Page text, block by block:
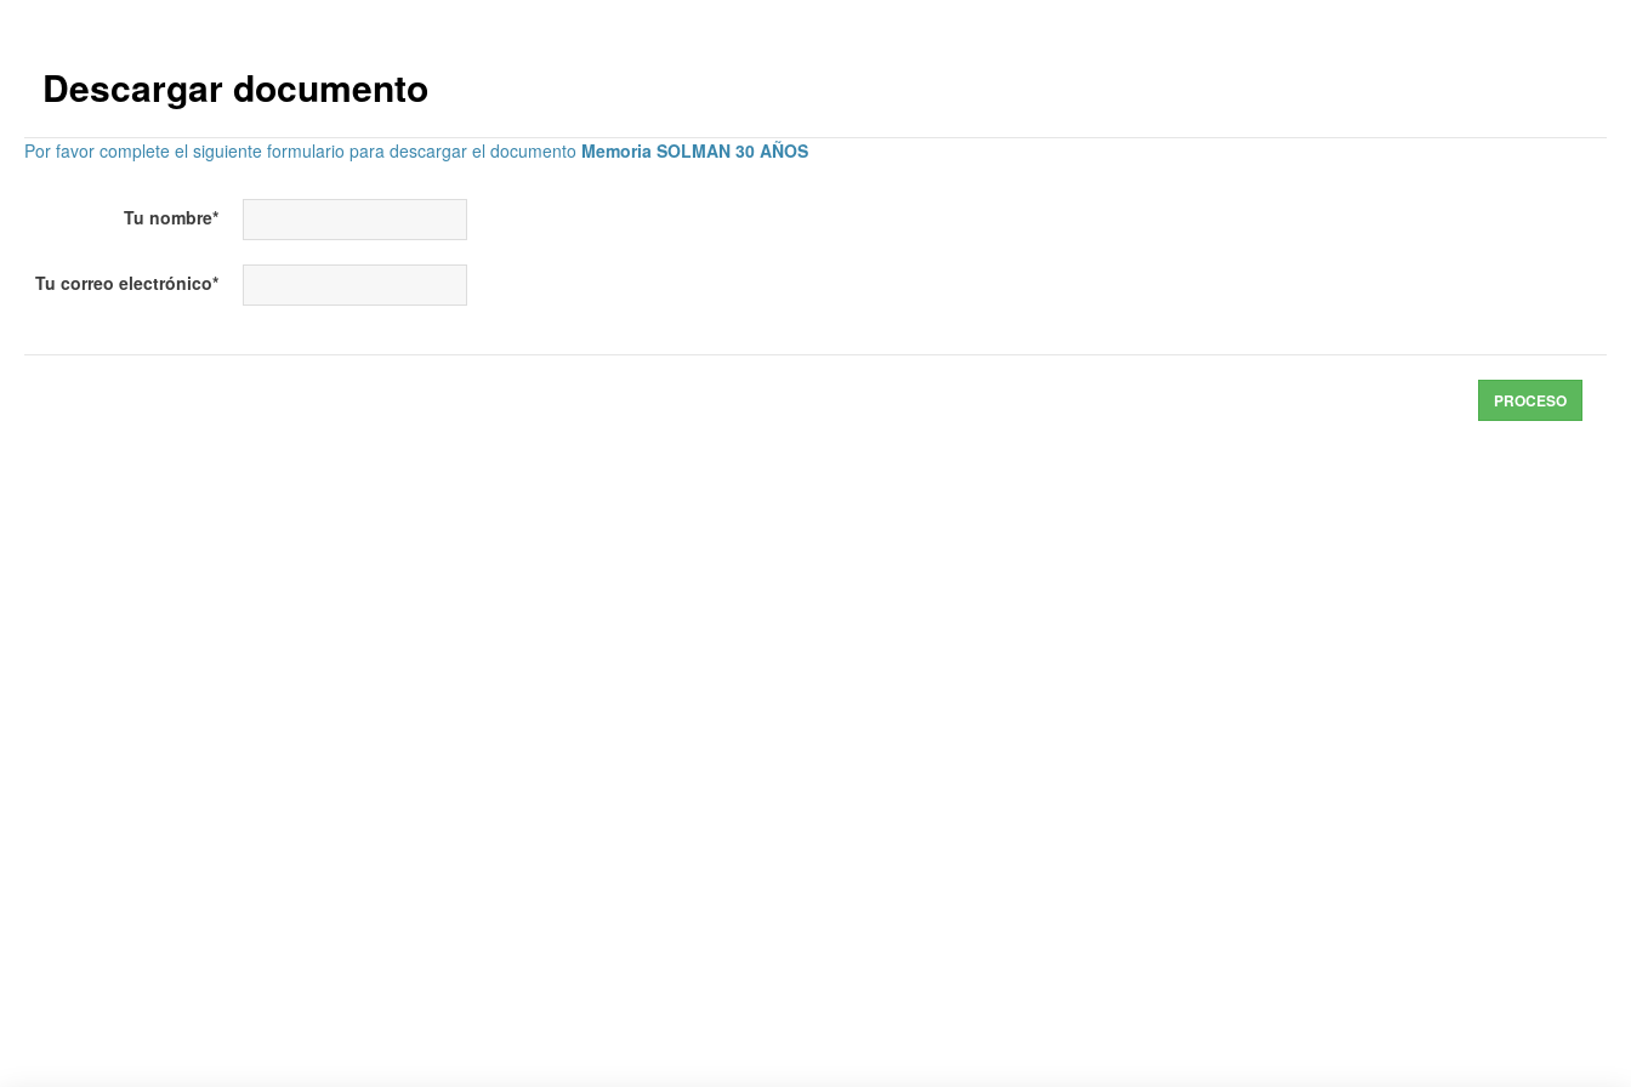
Descargar documento
Por favor complete el siguiente formulario para descargar el documento Memoria SOLMAN 30 AÑOS
Tu nombre*
Tu correo electrónico*